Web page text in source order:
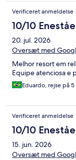
Verificeret anmeldelse
10/10
20. jul. 2026
Oversæt med
Melhor resort em
Equipe atenciosa e
Eduardo, rejse på
Verificeret anmeldelse
10/10
15. jun. 2026
Oversæt med